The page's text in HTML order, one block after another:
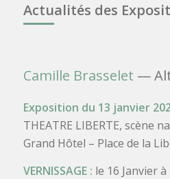
Actualités des
Camille Brasselet —
Exposition du 13 janvier
THEATRE LIBERTE, scène
Grand Hôtel – Place de la
VERNISSAGE : le 16 Janvier